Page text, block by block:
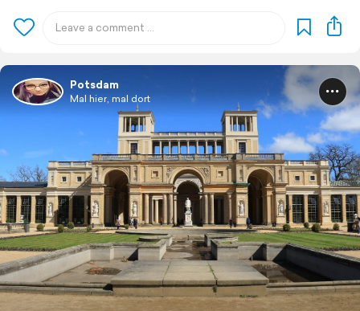
Potsdam
Mal hier, mal dort